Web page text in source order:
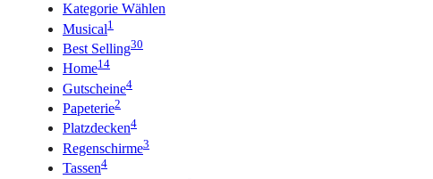
Kategorie Wählen
Musical1
Best Selling30
Home14
Gutscheine4
Papeterie2
Platzdecken4
Regenschirme3
Tassen4